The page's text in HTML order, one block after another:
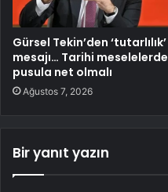
Gürsel Tekin’den ‘tutarlılık’
mesajı… Tarihi meselelerde
pusula net olmalı
Ağustos 7, 2026
Bir yanıt yazın